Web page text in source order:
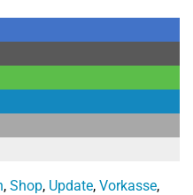
, Shop, Update, Vorkasse,